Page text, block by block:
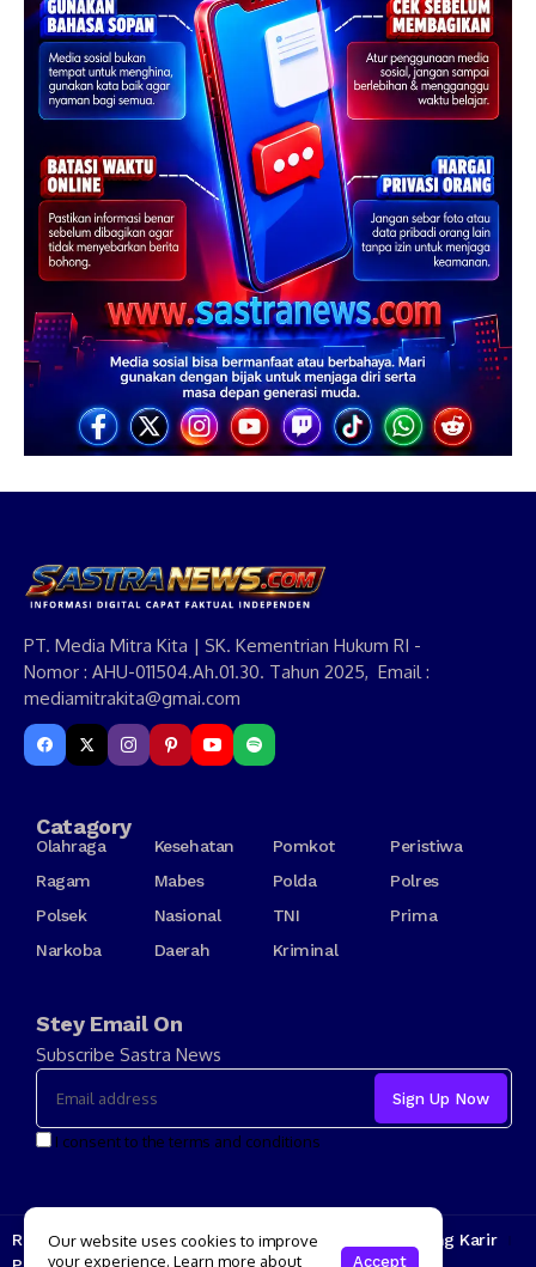
PT. Media Mitra Kita | SK. Kementrian Hukum RI -
Nomor : AHU-011504.Ah.01.30. Tahun 2025, Email :
mediamitrakita@gmai.com
Catagory
Olahraga Kesehatan Pomkot
Peristiwa
Ragam
Mabes Polda
Polres
Polsek
Nasional TNI
Prima
Narkoba
Daerah Kriminal
Stey Email On
Subscribe Sastra News
I consent to the terms and conditions
Redaksi Kode Etik Tarif Iklan Tentang Kami
Jenjang Karir
Our website uses cookies to improve
your experience. Learn more about
Accept